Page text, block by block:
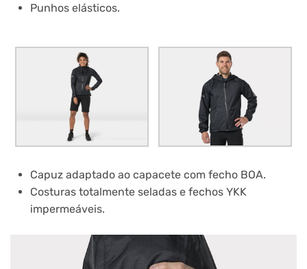
Punhos elásticos.
Capuz adaptado ao capacete com fecho BOA.
Costuras totalmente seladas e fechos YKK
impermeáveis.